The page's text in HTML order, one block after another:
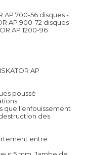
AP 700-56 disques -
AP 900-72 disques -
AP 1200-96
AP
poussé
que l’enfouissement
des
entre